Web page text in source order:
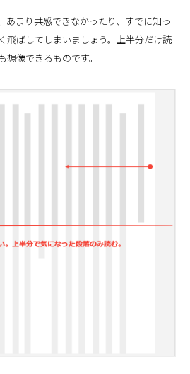
あまり共感できなかったり、すでに知っ
飛ばしてしまいましょう。上半分だけ読
像できるものです。